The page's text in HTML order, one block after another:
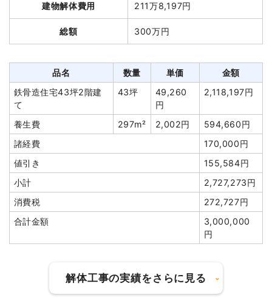
木造住宅73坪2階建て
73坪 33,701円
2,460,150円
木造倉庫16坪1階建て
30,591円
屋外残置物撤去
1式
30,000円
植木・植栽撤去
8m² 10,000円
80,000円
諸経費
260,000円
値引き
169,600円
小計
3,200,000円
消費税
320,000円
合計金額
3,520,000円
坪数 92坪
建物解体費用 211万8,197円
総額 300万円
品名 数量 単価
金額
鉄骨造住宅43坪2階建
て
43坪
49,260
円
2,118,197円
養生費 297m² 2,002円
594,660円
諸経費
170,000円
値引き
155,584円
小計
2,727,273円
消費税
272,727円
合計金額
3,000,000
円
解体工事の実績をさらに見る